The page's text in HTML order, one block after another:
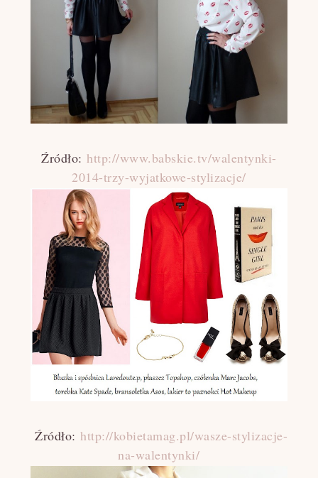
Źródło: http://www.babskie.tv/walentynki-
2014-trzy-wyjatkowe-stylizacje/
Źródło: http://kobietamag.pl/wasze-stylizacje-
na-walentynki/